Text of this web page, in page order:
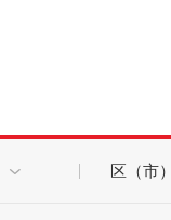
区（市